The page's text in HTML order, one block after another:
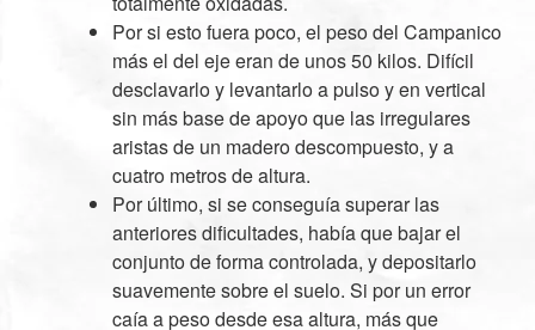
Por si esto fuera poco, el peso del Campanico
más el del eje eran de unos 50 kilos. Difícil
desclavarlo y levantarlo a pulso y en vertical
sin más base de apoyo que las irregulares
aristas de un madero descompuesto, y a
cuatro metros de altura.
Por último, si se conseguía superar las
anteriores dificultades, había que bajar el
conjunto de forma controlada, y depositarlo
suavemente sobre el suelo. Si por un error
caía a peso desde esa altura, más que